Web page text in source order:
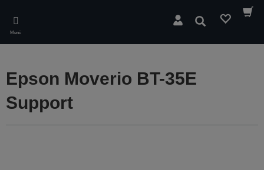
main
content
Menü
Suchen
Epson Moverio BT-35E
Support